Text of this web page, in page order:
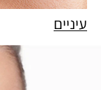
עיניים